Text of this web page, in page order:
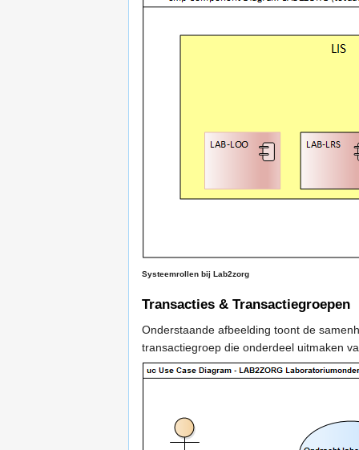
Systeemrollen bij Lab2zorg
Transacties & Transactiegroepen
Onderstaande afbeelding toont de
transactiegroep die onderdeel uitmaken